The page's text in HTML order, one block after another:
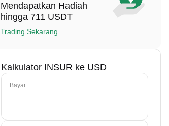
Mendapatkan Hadiah
hingga 711 USDT
Trading Sekarang
Kalkulator INSUR ke USD
Bayar